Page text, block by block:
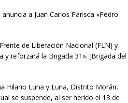
a Juan Carlos Parisca «Pedro
de Liberación Nacional (FLN) y
y reforzará la Brigada 31». [Brigada del
Hilario Luna y Luna, Distrito Morán,
se suspende, al ser herido el 13 de